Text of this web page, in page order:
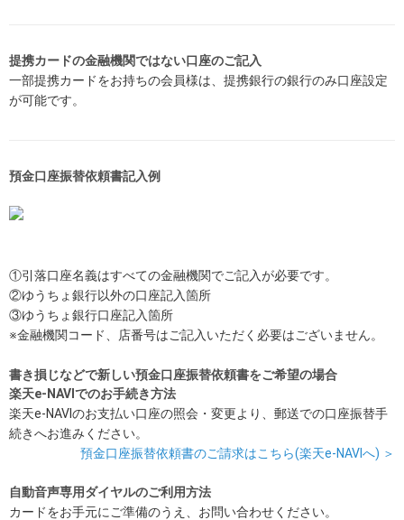
提携カードの金融機関ではない口座のご記入
一部提携カードをお持ちの会員様は、提携銀行の銀行のみ口座設定
が可能です。
預金口座振替依頼書記入例
①引落口座名義はすべての金融機関でご記入が必要です。
②ゆうちょ銀行以外の口座記入箇所
③ゆうちょ銀行口座記入箇所
※金融機関コード、店番号はご記入いただく必要はございません。
書き損じなどで新しい預金口座振替依頼書をご希望の場合
楽天e-NAVIでのお手続き方法
楽天e-NAVIのお支払い口座の照会・変更より、郵送での口座振替手
続きへお進みください。
預金口座振替依頼書のご請求はこちら(楽天e-NAVIへ) ＞
自動音声専用ダイヤルのご利用方法
カードをお手元にご準備のうえ、お問い合わせください。